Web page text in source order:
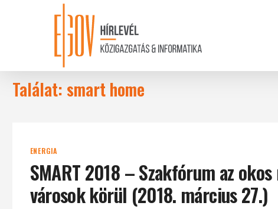
Találat: smart home
ENERGIA
SMART 2018 – Szakfórum az
városok körül (2018. március 27.)